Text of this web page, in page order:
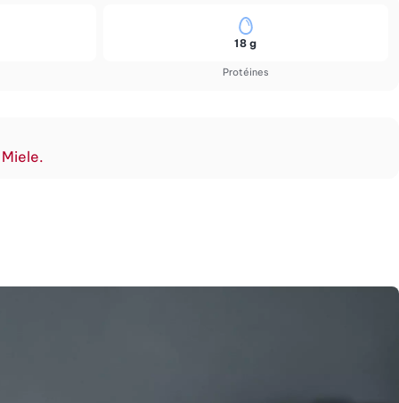
Protéines
18 g